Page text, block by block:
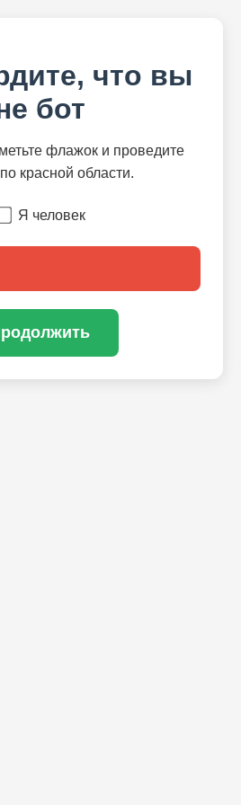
что вы
бот
флажок и проведите
красной области.
Я человек